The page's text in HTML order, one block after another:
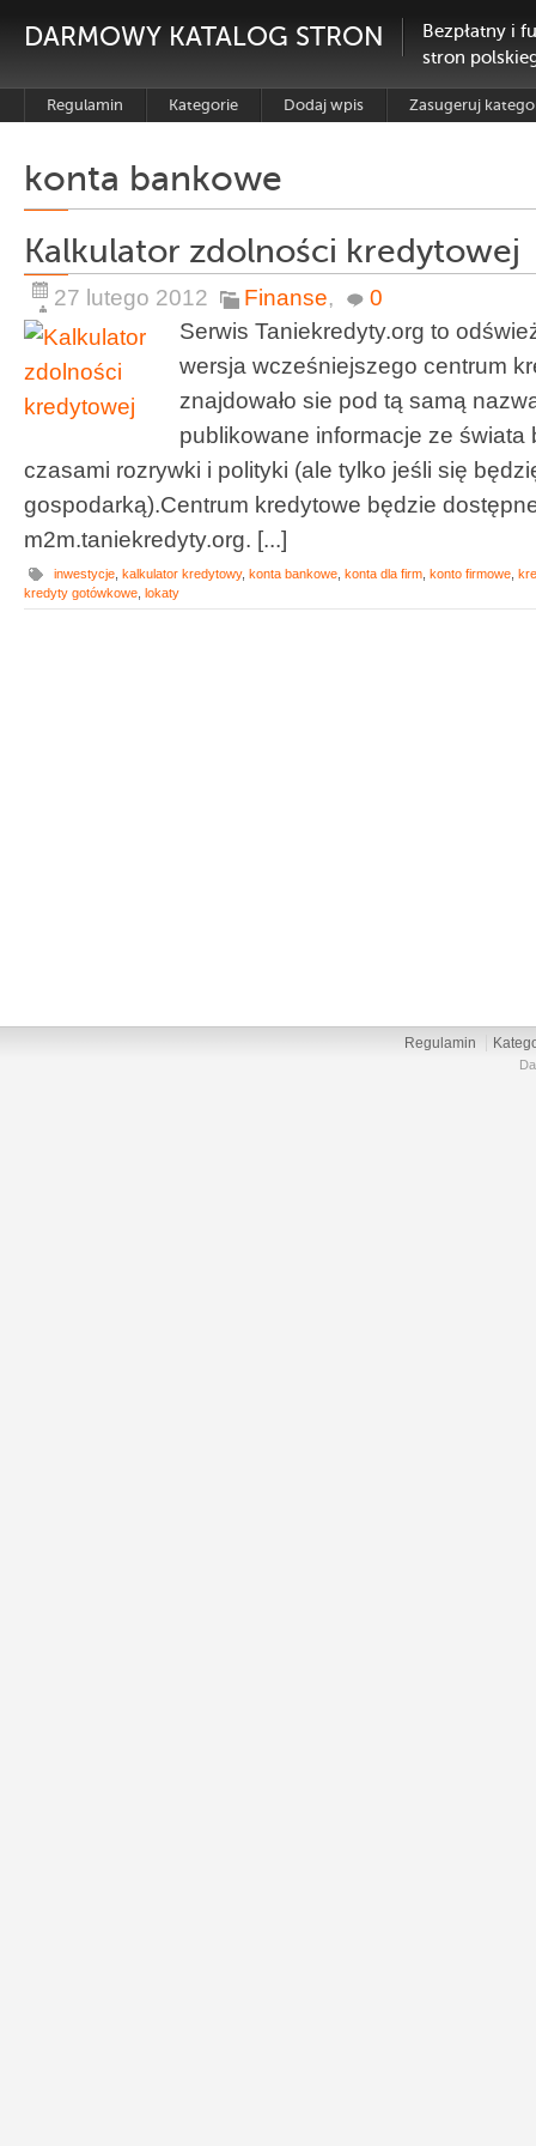
DARMOWY KATALOG STRON
Bezpłatny i
stron
Regulamin Kategorie Dodaj wpis Zasugeruj
konta bankowe
Kalkulator zdolności kredytowej
27 lutego 2012 Finanse,
0
Serwis Taniekredyty.org to
wersja wcześniejszego centrum
znajdowało sie pod tą samą
publikowane informacje ze świata
czasami rozrywki i polityki (ale tylko jeśli się
gospodarką).Centrum kredytowe będzie
m2m.taniekredyty.org. [...]
inwestycje kalkulator kredytowy, konta bankowe konta dla firm konto firmowe
kredyty gotówkowe lokaty
Regulamin